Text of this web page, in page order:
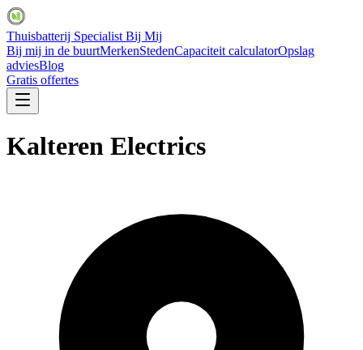
Thuisbatterij Specialist Bij Mij
Bij mij in de buurtMerkenStedenCapaciteit calculatorOpslag
adviesBlog
Gratis offertes
Kalteren Electrics